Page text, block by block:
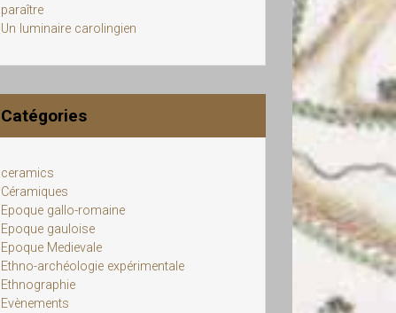
paraître
Un luminaire carolingien
Catégories
ceramics
Céramiques
Epoque gallo-romaine
Epoque gauloise
Epoque Medievale
Ethno-archéologie expérimentale
Ethnographie
Evènements